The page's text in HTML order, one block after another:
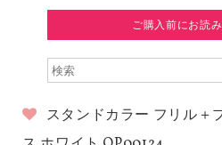
ご購入前にお読
スタンドカラー フリル＋